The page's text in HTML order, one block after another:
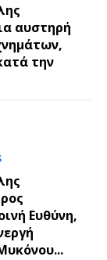
αυστηρή
την
Ευθύνη,